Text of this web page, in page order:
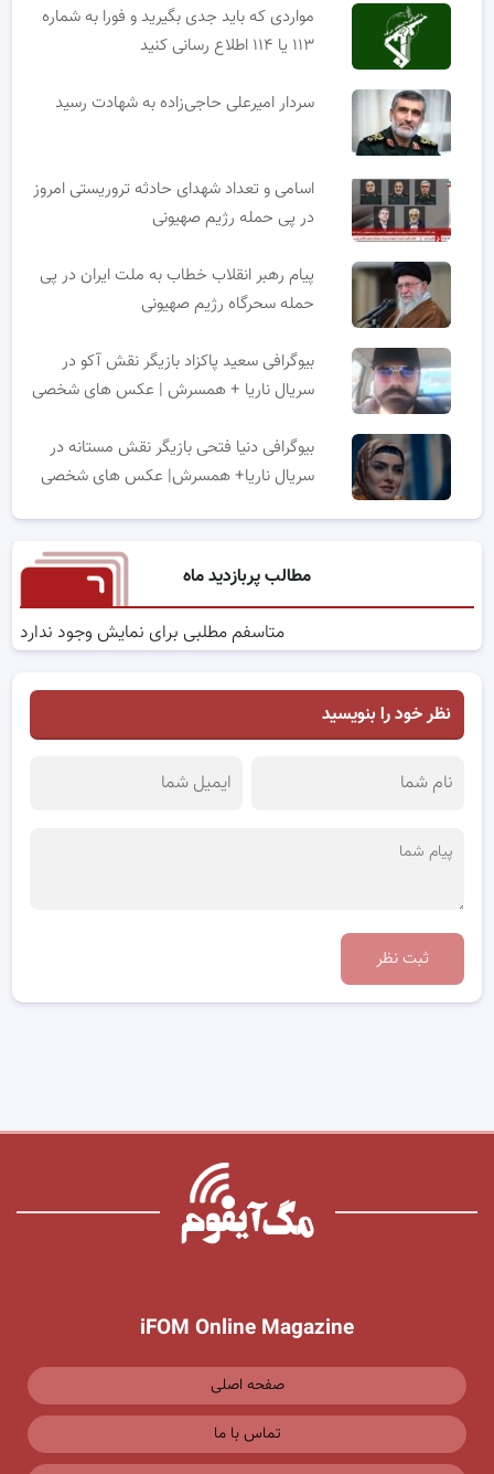
مواردی که باید جدی بگیرید و فورا به شماره
۱۱۳ یا ۱۱۴ اطلاع رسانی کنید
سردار امیرعلی حاجی‌زاده به شهادت رسید
اسامی و تعداد شهدای حادثه تروریستی امروز
در پی حمله رژیم صهیونی
پیام رهبر انقلاب خطاب به ملت ایران در پی
حمله سحرگاه رژیم صهیونی
بیوگرافی سعید پاکزاد بازیگر نقش آکو در
سریال ناریا + همسرش | عکس های شخصی
بیوگرافی دنیا فتحی بازیگر نقش مستانه در
سریال ناریا+ همسرش| عکس های شخصی
مطالب پربازدید ماه
متاسفم مطلبی برای نمایش وجود ندارد
نظر خود را بنویسید
ثبت نظر
iFOM Online Magazine
صفحه اصلی
تماس با ما